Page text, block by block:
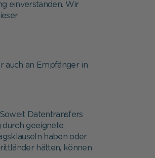
einverstanden. Wir
auch an Empfänger in
Datentransfers
durch geeignete
haben oder
hätten, können